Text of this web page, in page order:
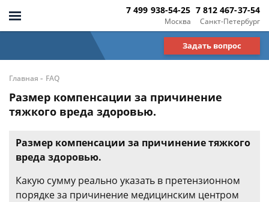
Москва
7 499 938-54-25
Санкт-Петербург
7 812 467-37-54
Задать вопрос
Главная - FAQ
Размер компенсации за причинение
тяжкого вреда здоровью.
Размер компенсации за причинение тяжкого
вреда здоровью.
Какую сумму реально указать в претензионном
порядке за причинение медицинским центром